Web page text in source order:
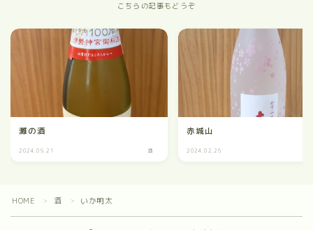
こちらの記事もどうぞ
灘の酒
2024.09.21 酒
赤城山
2024.02.26
HOME ＞ 酒 ＞ いか明太